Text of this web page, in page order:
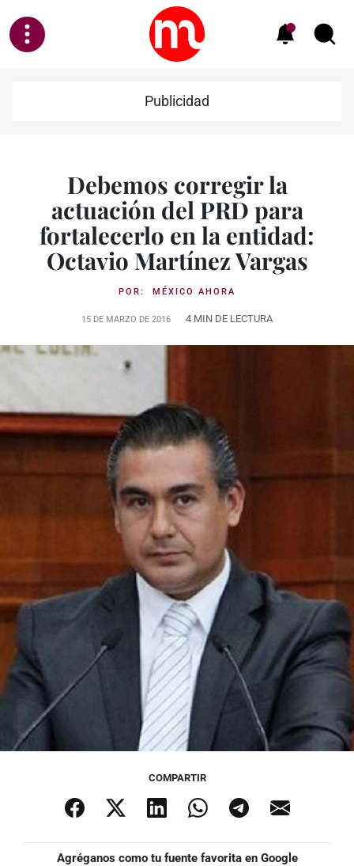
Publicidad
Debemos corregir la
actuación del PRD para
fortalecerlo en la entidad:
Octavio Martínez Vargas
POR: MÉXICO AHORA
15 DE MARZO DE 2016 4 MIN DE LECTURA
COMPARTIR
Agréganos como tu fuente favorita en Google